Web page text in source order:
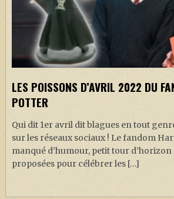
LES POISSONS D’AVRIL 2022 DU
POTTER
Qui dit 1er avril dit blagues en tout
sur les réseaux sociaux ! Le fandom
manqué d’humour, petit tour d’horizon
proposées pour célébrer les […]